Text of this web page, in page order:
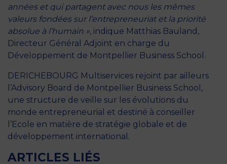
années et qui partagent avec nous les mêmes
valeurs fondées sur l’entrepreneuriat et la priorité
absolue à l’humain », indique Matthias Bauland,
Directeur Général Adjoint en charge du
Développement de Montpellier Business School.
DERICHEBOURG Multiservices rejoint par ailleurs
l’Advisory Board de Montpellier Business School,
une structure de veille sur les évolutions du
monde entrepreneurial et destiné à conseiller
l’Ecole en matière de stratégie globale et de
développement international.
ARTICLES LIÉS